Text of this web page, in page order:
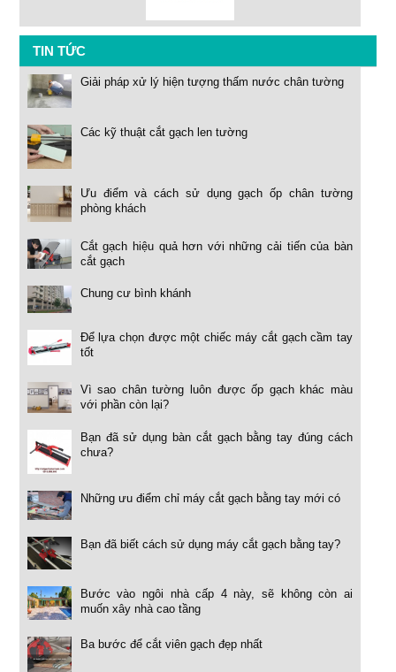
TIN TỨC
Giải pháp xử lý hiện tượng thấm nước chân tường
Các kỹ thuật cắt gạch len tường
Ưu điểm và cách sử dụng gạch ốp chân tường
phòng khách
Cắt gạch hiệu quả hơn với những cải tiến của bàn
cắt gạch
Chung cư bình khánh
Để lựa chọn được một chiếc máy cắt gạch cầm tay
tốt
Vì sao chân tường luôn được ốp gạch khác màu
với phần còn lại?
Bạn đã sử dụng bàn cắt gạch bằng tay đúng cách
chưa?
Những ưu điểm chỉ máy cắt gạch bằng tay mới có
Bạn đã biết cách sử dụng máy cắt gạch bằng tay?
Bước vào ngôi nhà cấp 4 này, sẽ không còn ai
muốn xây nhà cao tầng
Ba bước để cắt viên gạch đẹp nhất